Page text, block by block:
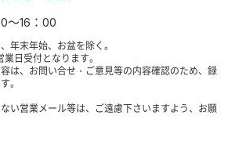
16：00
年末年始、お盆を除く。
日受付となります。
は、お問い合せ・ご意見等の内容確認のため、録
。
い営業メール等は、ご遠慮下さいますよう、お願